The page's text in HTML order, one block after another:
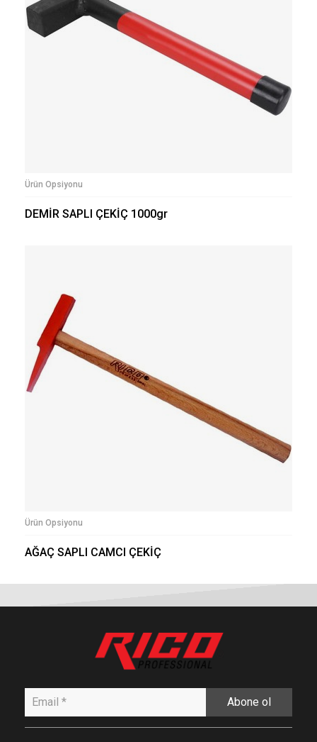
Ürün Opsiyonu
DEMİR SAPLI ÇEKİÇ 1000gr
Ürün Opsiyonu
AĞAÇ SAPLI CAMCI ÇEKİÇ
Abone ol